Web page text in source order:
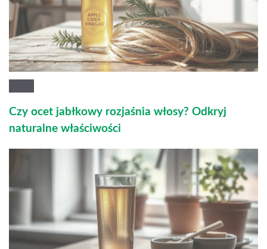
Czy ocet jabłkowy rozjaśnia włosy? Odkryj
naturalne właściwości